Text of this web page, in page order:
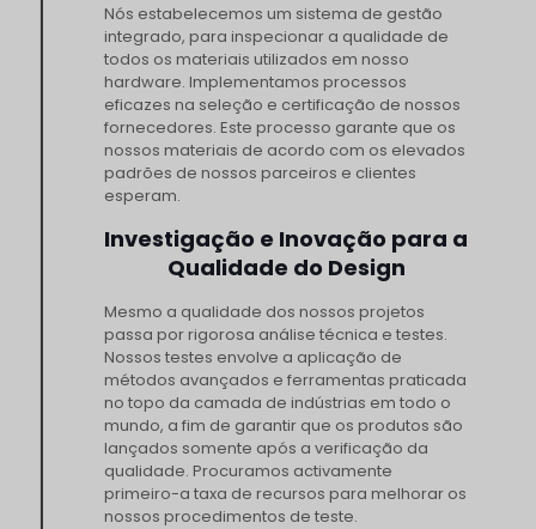
Nós estabelecemos um sistema de gestão
integrado, para inspecionar a qualidade de
todos os materiais utilizados em nosso
hardware. Implementamos processos
eficazes na seleção e certificação de nossos
fornecedores. Este processo garante que os
nossos materiais de acordo com os elevados
padrões de nossos parceiros e clientes
esperam.
Investigação e Inovação para a
Qualidade do Design
Mesmo a qualidade dos nossos projetos
passa por rigorosa análise técnica e testes.
Nossos testes envolve a aplicação de
métodos avançados e ferramentas praticada
no topo da camada de indústrias em todo o
mundo, a fim de garantir que os produtos são
lançados somente após a verificação da
qualidade. Procuramos activamente
primeiro-a taxa de recursos para melhorar os
nossos procedimentos de teste.